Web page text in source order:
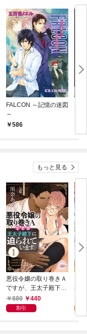
FALCON ～記憶の迷図
～
586
先
もっと見る
悪役令嬢の取り巻きＡ
ですが、王太子殿下に
迫られています。①
880 440
割引
生
れ